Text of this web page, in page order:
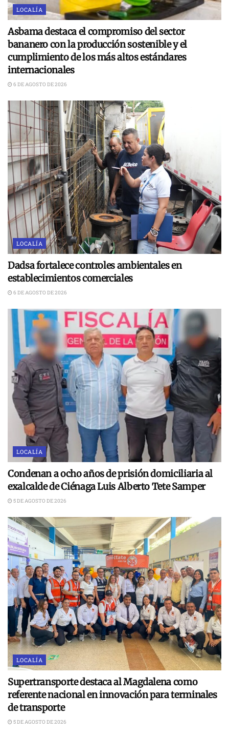
LOCALÍA
Asbama destaca el compromiso del sector
bananero con la producción sostenible y el
cumplimiento de los más altos estándares
internacionales
6 DE AGOSTO DE 2026
LOCALÍA
Dadsa fortalece controles ambientales en
establecimientos comerciales
6 DE AGOSTO DE 2026
LOCALÍA
Condenan a ocho años de prisión domiciliaria al
exalcalde de Ciénaga Luis Alberto Tete Samper
5 DE AGOSTO DE 2026
LOCALÍA
Supertransporte destaca al Magdalena como
referente nacional en innovación para terminales
de transporte
5 DE AGOSTO DE 2026